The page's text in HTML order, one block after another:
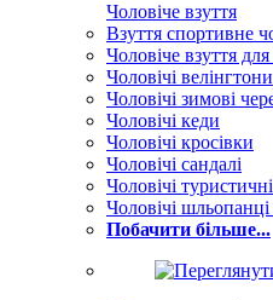
Чоловіче взуття
Взуття спортивне
Чоловіче взуття
Чоловічі велінгтони
Чоловічі зимові
Чоловічі кеди
Чоловічі кросівки
Чоловічі сандалі
Чоловічі
Чоловічі шльопанці
Побачити більше...